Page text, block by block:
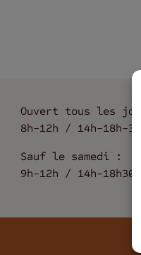
Ouvert tous les
8h-12h / 14h-18h-30
Sauf le samedi :
9h-12h / 14h-18h30